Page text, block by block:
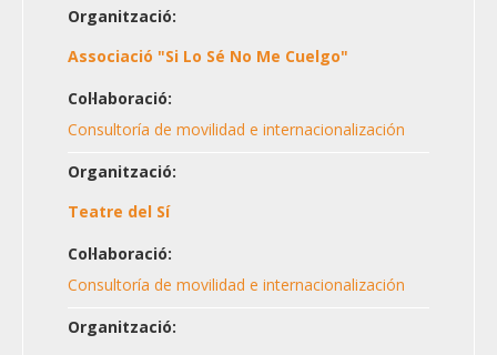
Organització:
Associació "Si Lo Sé No Me Cuelgo"
Col·laboració:
Consultoría de movilidad e internacionalización
Organització:
Teatre del Sí
Col·laboració:
Consultoría de movilidad e internacionalización
Organització: